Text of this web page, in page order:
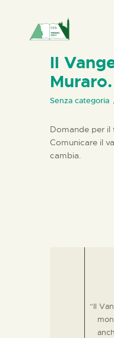
HOME
CHI SIAMO
PERCORSI
BIBLIOTECA
Il
Muraro.
Senza categoria
Domande per il
Comunicare il
cambia.
“Il